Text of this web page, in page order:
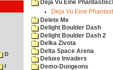
D
I
Deja Vu Eine
Deja Vu Eine
Delete Me
Delight Boulder Dash
Delight Boulder Dash 2
Delka Zivota
Delta Space Arena
Deluxe Invaders
Demo-Dungeons